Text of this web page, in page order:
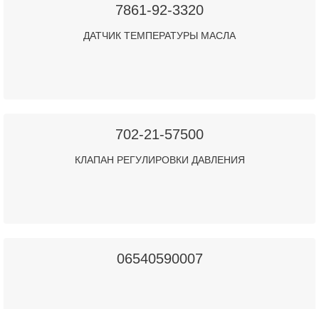
7861-92-3320
ДАТЧИК ТЕМПЕРАТУРЫ МАСЛА
702-21-57500
КЛАПАН РЕГУЛИРОВКИ ДАВЛЕНИЯ
06540590007